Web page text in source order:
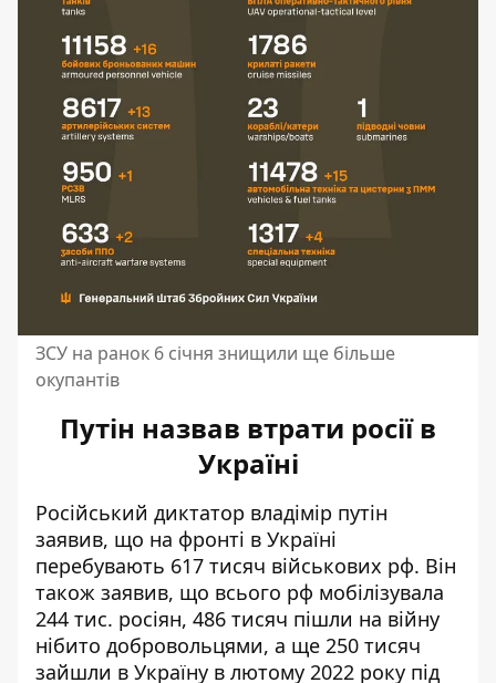
ЗСУ на ранок 6 січня знищили ще більше
окупантів
Путін назвав втрати росії в
Україні
Російський диктатор владімір путін
заявив, що на фронті в Україні
перебувають 617 тисяч військових рф. Він
також заявив, що всього рф мобілізувала
244 тис. росіян, 486 тисяч пішли на війну
нібито добровольцями, а ще 250 тисяч
зайшли в Україну в лютому 2022 року під